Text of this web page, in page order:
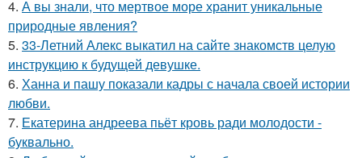
4. А вы знали, что мертвое море хранит уникальные
природные явления?
5. 33-Летний Алекс выкатил на сайте знакомств целую
инструкцию к будущей девушке.
6. Ханна и пашу показали кадры с начала своей истории
любви.
7. Екатерина андреева пьёт кровь ради молодости -
буквально.